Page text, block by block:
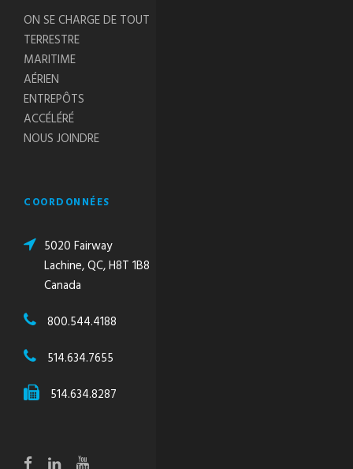
ON SE CHARGE DE TOUT
TERRESTRE
MARITIME
AÉRIEN
ENTREPÔTS
ACCÉLÉRÉ
NOUS JOINDRE
COORDONNÉES
5020 Fairway
Lachine, QC, H8T 1B8
Canada
800.544.4188
514.634.7655
514.634.8287